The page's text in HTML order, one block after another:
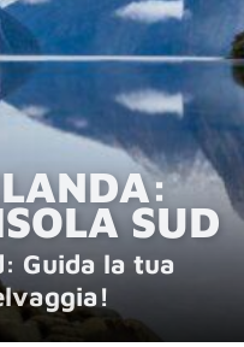
SUD
Guida la tua